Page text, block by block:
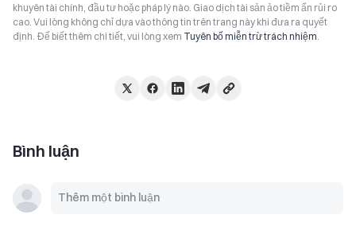
khuyên tài chính, đầu tư hoặc pháp lý nào. Giao dịch tài sản ảo tiềm ẩn rủi ro
cao. Vui lòng không chỉ dựa vào thông tin trên trang này khi đưa ra quyết
định. Để biết thêm chi tiết, vui lòng xem Tuyên bố miễn trừ trách nhiệm
Bình luận